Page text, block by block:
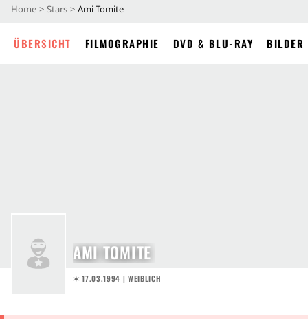
Home Stars Ami Tomite
ÜBERSICHT FILMOGRAPHIE DVD & BLU-RAY BILDER
AMI TOMITE
✶ 17.03.1994 | WEIBLICH